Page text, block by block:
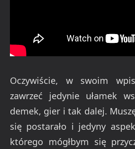
Oczywiście, w swoim
zawrzeć jedynie ułamek
demek, gier i tak dalej.
się postarało i jedyny
którego mógłbym się